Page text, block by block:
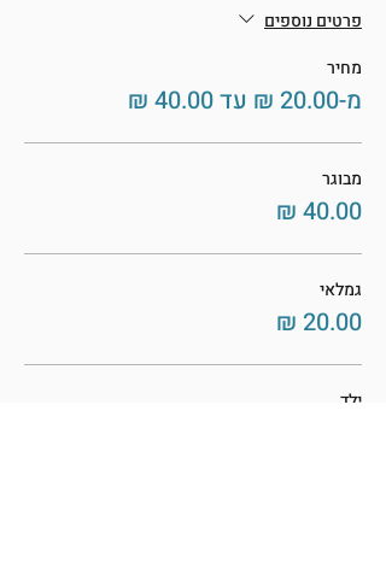
פרטים נוספים
מחיר
מ-‏20.00 ‏₪ עד ‏40.00 ‏₪
מבוגר
גמלאי
ילד